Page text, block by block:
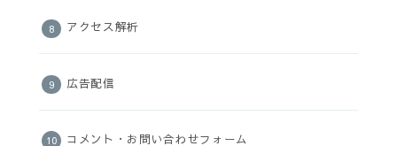
アクセス解析
広告配信
コメント・お問い合わせフォーム